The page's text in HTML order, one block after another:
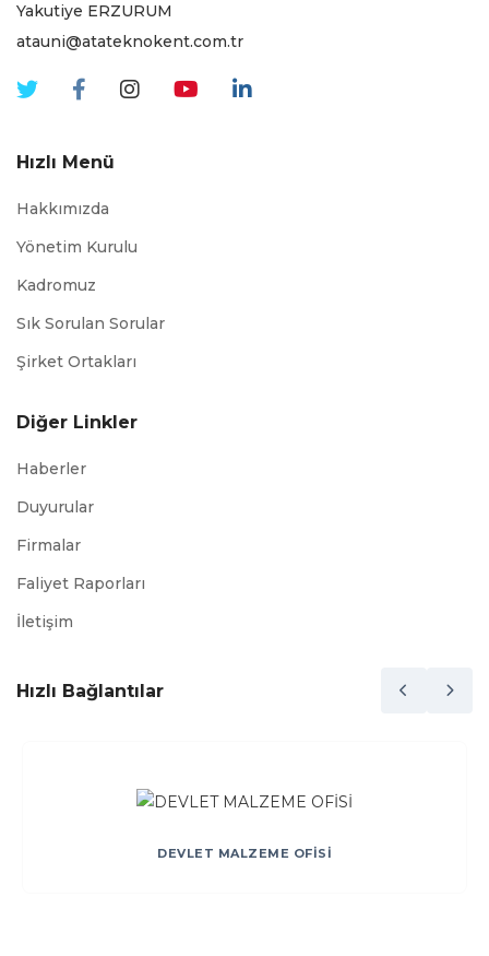
Yakutiye ERZURUM
atauni@atateknokent.com.tr
Hızlı Menü
Hakkımızda
Yönetim Kurulu
Kadromuz
Sık Sorulan Sorular
Şirket Ortakları
Diğer Linkler
Haberler
Duyurular
Firmalar
Faliyet Raporları
İletişim
Hızlı Bağlantılar
DEVLET MALZEME OFİSİ